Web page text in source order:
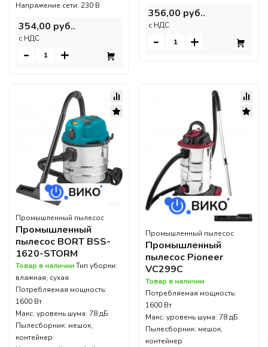
Напряжение сети: 230 В
354,00 руб..
c НДС
- +
356,00 руб..
c НДС
- +
Промышленный пылесос
Промышленный
пылесос BORT BSS-
1620-STORM
Товар в наличииТип уборки:
влажная, сухая
Потребляемая мощность:
1600 Вт
Макс. уровень шума: 78 дБ
Пылесборник: мешок,
контейнер
Промышленный пылесос
Промышленный
пылесос Pioneer
VC299C
Товар в наличии
Потребляемая мощность:
1600 Вт
Макс. уровень шума: 78 дБ
Пылесборник: мешок,
контейнер